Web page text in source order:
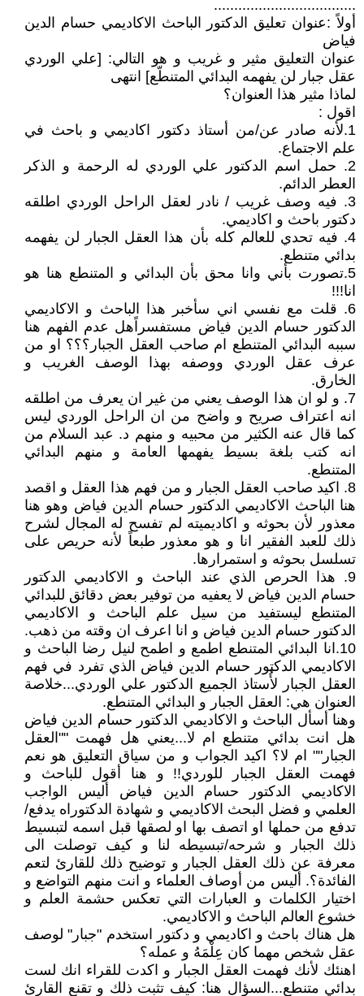
...................................
أولاً :عنوان تعليق الدكتور الباحث الاكاديمي حسام الدين
فياض
عنوان التعليق مثير و غريب و هو التالي: [علي الوردي
عقل جبار لن يفهمه البدائي المتنطّع] انتهى
لماذا مثير هذا العنوان؟
اقول :
1.لأنه صادر عن/من أستاذ دكتور اكاديمي و باحث في
علم الاجتماع.
2. حمل اسم الدكتور علي الوردي له الرحمة و الذكر
العطر الدائم.
3. فيه وصف غريب / نادر لعقل الراحل الوردي اطلقه
دكتور باحث و اكاديمي.
4. فيه تحدي للعالم كله بأن هذا العقل الجبار لن يفهمه
بدائي متنطع.
5.تصورت بأني وانا محق بأن البدائي و المتنطع هنا هو
انا!!!
6. قلت مع نفسي اني سأخبر هذا الباحث و الاكاديمي
الدكتور حسام الدين فياض مستفسراًهل عدم الفهم هنا
سببه البدائي المتنطع ام صاحب العقل الجبار؟؟؟ او من
عرف عقل الوردي ووصفه بهذا الوصف الغريب و
الخارق.
7. و لو ان هذا الوصف يعني من غير ان يعرف من اطلقه
انه اعتراف صريح و واضح من ان الراحل الوردي ليس
كما قال عنه الكثير من محبيه و منهم د. عبد السلام من
انه كتب بلغة بسيط يفهمها العامة و منهم البدائي
المتنطع.
8. اكيد صاحب العقل الجبار و من فهم هذا العقل و اقصد
هنا الباحث الاكاديمي الدكتور حسام الدين فياض وهو هنا
معذور لأن بحوثه و اكاديميته لم تفسح له المجال لشرح
ذلك للعبد الفقير انا و هو معذور طبعاً لأنه حريص على
تسلسل بحوثه و استمرارها.
9. هذا الحرص الذي عند الباحث و الاكاديمي الدكتور
حسام الدين فياض لا يعفيه من توفير بعض دقائق للبدائي
المتنطع ليستفيد من سيل علم الباحث و الاكاديمي
الدكتور حسام الدين فياض و انا اعرف ان وقته من ذهب.
10.انا البدائي المتنطع اطمع و اطمح لنيل رضا الباحث و
الاكاديمي الدكتور حسام الدين فياض الذي تفرد في فهم
العقل الجبار لأُستاذ الجميع الدكتور علي الوردي...خلاصة
العنوان هي: العقل الجبار و البدائي المتنطع.
وهنا أسأل الباحث و الاكاديمي الدكتور حسام الدين فياض
هل انت بدائي متنطع ام لا...يعني هل فهمت ""العقل
الجبار"" ام لا؟ اكيد الجواب و من سياق التعليق هو نعم
فهمت العقل الجبار للوردي!! و هنا أقول للباحث و
الاكاديمي الدكتور حسام الدين فياض أليس الواجب
العلمي و فضل البحث الاكاديمي و شهادة الدكتوراه يدفع/
تدفع من حملها او اتصف بها او لصقها قبل اسمه لتبسيط
ذلك الجبار و شرحه/تبسيطه لنا و كيف توصلت الى
معرفة عن ذلك العقل الجبار و توضيح ذلك للقارئ لتعم
الفائدة؟. أليس من أوصاف العلماء و انت منهم التواضع و
اختيار الكلمات و العبارات التي تعكس حشمة العلم و
خشوع العالم الباحث و الاكاديمي.
هل هناك باحث و اكاديمي و دكتور استخدم "جبار" لوصف
عقل شخص مهما كان عِلْمَهُ و عمله؟
اهنئك لأنك فهمت العقل الجبار و اكدت للقراء انك لست
بدائي متنطع...السؤال هنا: كيف تثبت ذلك و تقنع القارئ